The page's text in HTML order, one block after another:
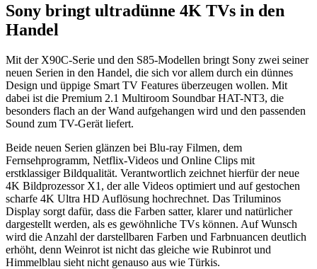
Sony bringt ultradünne 4K TVs in den
Handel
Mit der X90C-Serie und den S85-Modellen bringt Sony zwei seiner
neuen Serien in den Handel, die sich vor allem durch ein dünnes
Design und üppige Smart TV Features überzeugen wollen. Mit
dabei ist die Premium 2.1 Multiroom Soundbar HAT-NT3, die
besonders flach an der Wand aufgehangen wird und den passenden
Sound zum TV-Gerät liefert.
Beide neuen Serien glänzen bei Blu-ray Filmen, dem
Fernsehprogramm, Netflix-Videos und Online Clips mit
erstklassiger Bildqualität. Verantwortlich zeichnet hierfür der neue
4K Bildprozessor X1, der alle Videos optimiert und auf gestochen
scharfe 4K Ultra HD Auflösung hochrechnet. Das Triluminos
Display sorgt dafür, dass die Farben satter, klarer und natürlicher
dargestellt werden, als es gewöhnliche TVs können. Auf Wunsch
wird die Anzahl der darstellbaren Farben und Farbnuancen deutlich
erhöht, denn Weinrot ist nicht das gleiche wie Rubinrot und
Himmelblau sieht nicht genauso aus wie Türkis.